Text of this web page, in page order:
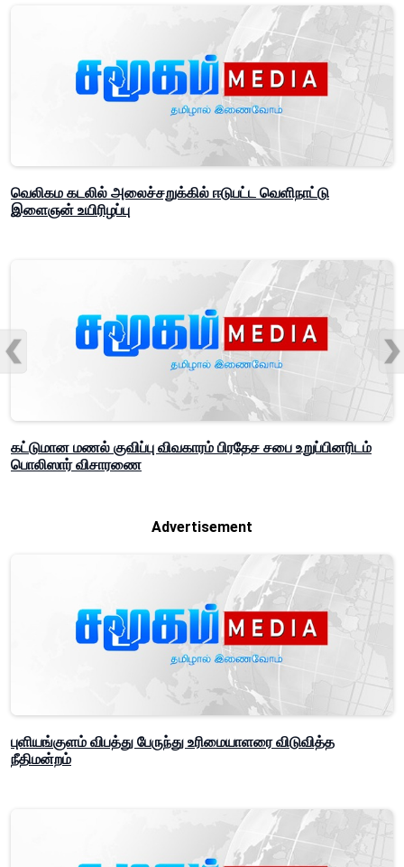
வெலிகம கடலில் அலைச்சறுக்கில் ஈடுபட்ட வெளிநாட்டு
இளைஞன் உயிரிழப்பு
கட்டுமான மணல் குவிப்பு விவகாரம் பிரதேச சபை உறுப்பினரிடம்
பொலிஸார் விசாரணை
Advertisement
புளியங்குளம் விபத்து பேருந்து உரிமையாளரை விடுவித்த
நீதிமன்றம்